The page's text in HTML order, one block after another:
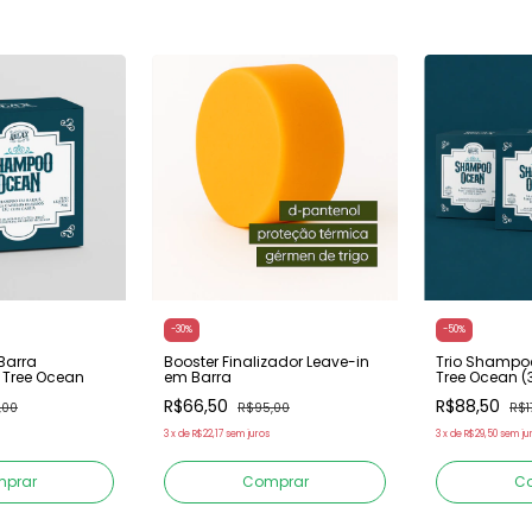
Ocean
-30%
Booster Finalizador Leave-in
em Barra
R$66,50 R$95,00
3xdeR$22,17sem juros
-50%
Trio
Tree Ocean
R$88,50
3xdeR$29,50sem